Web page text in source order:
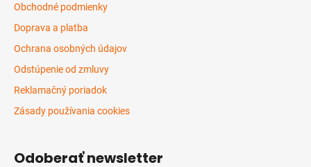
Obchodné podmienky
Doprava a platba
Ochrana osobných údajov
Odstúpenie od zmluvy
Reklamačný poriadok
Zásady používania cookies
Odoberať newsletter